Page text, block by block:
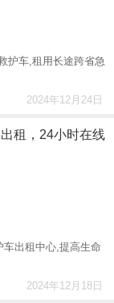
护车,租用长途跨省急
2024年12月24日
租，24小时在线
出租中心,提高生命
2024年12月18日